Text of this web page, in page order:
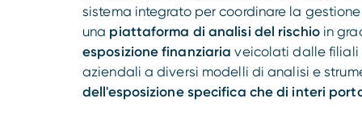
sistema integrato per coordinare la
una piattaforma di analisi del rischioin
esposizione finanziaria veicolati dalle
aziendali a diversi modelli di analisi e
dell'esposizione specifica che di interi